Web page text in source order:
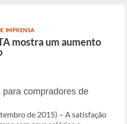
IMPRENSA
mostra um aumento
compradores de
de 2015) – A satisfação